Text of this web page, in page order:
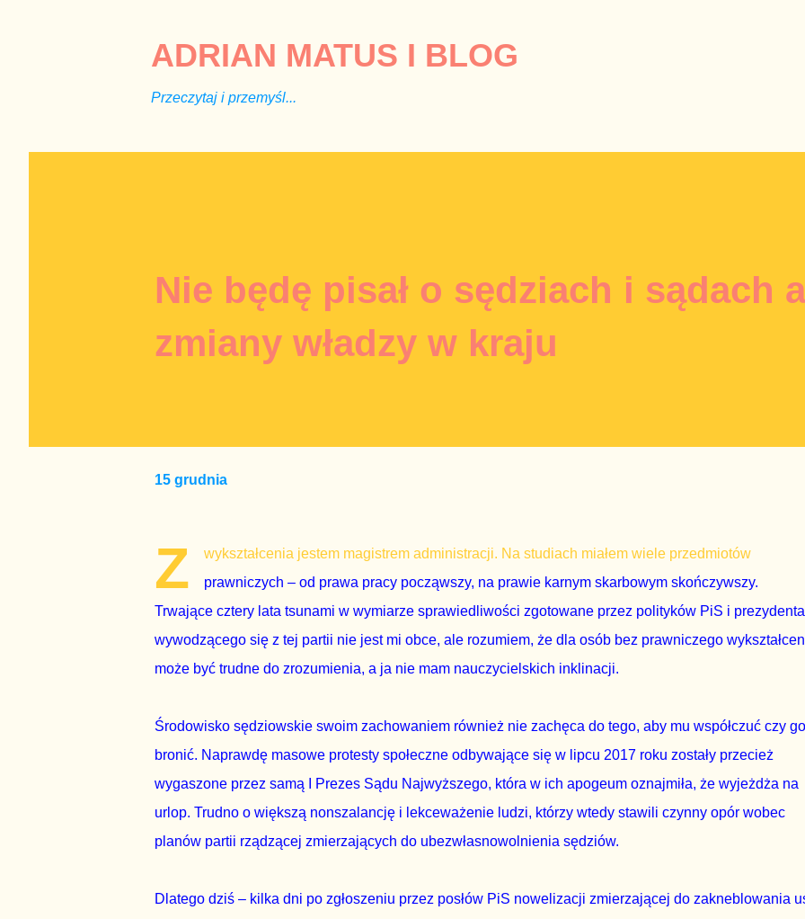
ADRIAN MATUS I BLOG
Przeczytaj i przemyśl...
Nie będę pisał o sędziach i sądach
zmiany władzy w kraju
15 grudnia
Z
wykształcenia jestem magistrem administracji. Na studiach miałem wiele przedmiotów
prawniczych – od prawa pracy począwszy, na prawie karnym skarbowym skończywszy.
Trwające cztery lata tsunami w wymiarze sprawiedliwości zgotowane przez polityków PiS i prezydenta
wywodzącego się z tej partii nie jest mi obce, ale rozumiem, że dla osób bez prawniczego
może być trudne do zrozumienia, a ja nie mam nauczycielskich inklinacji.
Środowisko sędziowskie swoim zachowaniem również nie zachęca do tego, aby mu współczuć czy go
bronić. Naprawdę masowe protesty społeczne odbywające się w lipcu 2017 roku zostały przecież
wygaszone przez samą I Prezes Sądu Najwyższego, która w ich apogeum oznajmiła, że wyjeżdża na
urlop. Trudno o większą nonszalancję i lekceważenie ludzi, którzy wtedy stawili czynny opór wobec
planów partii rządzącej zmierzających do ubezwłasnowolnienia sędziów.
Dlatego dziś – kilka dni po zgłoszeniu przez posłów PiS nowelizacji zmierzającej do zakneblowania